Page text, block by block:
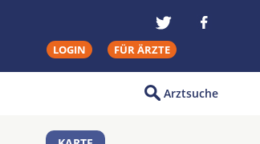
LOGIN FÜR ÄRZTE
Arztsuche